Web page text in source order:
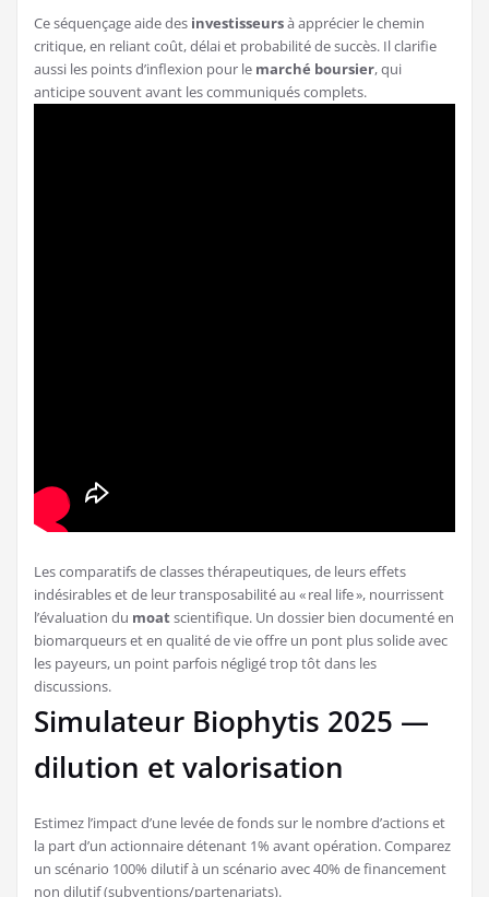
Ce séquençage aide des investisseursà apprécier le chemin
critique, en reliant coût, délai et probabilité de succès. Il clarifie
aussi les points d’inflexion pour le marché boursier, qui
anticipe souvent avant les communiqués complets.
Les comparatifs de classes thérapeutiques, de leurs effets
indésirables et de leur transposabilité au « real life », nourrissent
l’évaluation du moatscientifique. Un dossier bien documenté en
biomarqueurs et en qualité de vie offre un pont plus solide avec
les payeurs, un point parfois négligé trop tôt dans les
discussions.
Simulateur Biophytis 2025 —
dilution et valorisation
Estimez l’impact d’une levée de fonds sur le nombre d’actions et
la part d’un actionnaire détenant 1% avant opération. Comparez
un scénario 100% dilutif à un scénario avec 40% de financement
non dilutif (subventions/partenariats).